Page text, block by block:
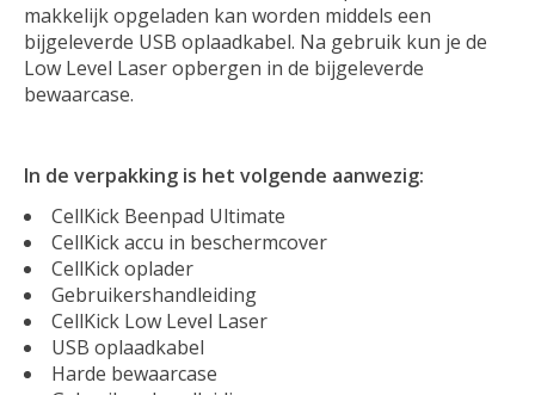
makkelijk opgeladen kan worden middels een
bijgeleverde USB oplaadkabel. Na gebruik kun je de
Low Level Laser opbergen in de bijgeleverde
bewaarcase.
In de verpakking is het volgende aanwezig:
CellKick Beenpad Ultimate
CellKick accu in beschermcover
CellKick oplader
Gebruikershandleiding
CellKick Low Level Laser
USB oplaadkabel
Harde bewaarcase